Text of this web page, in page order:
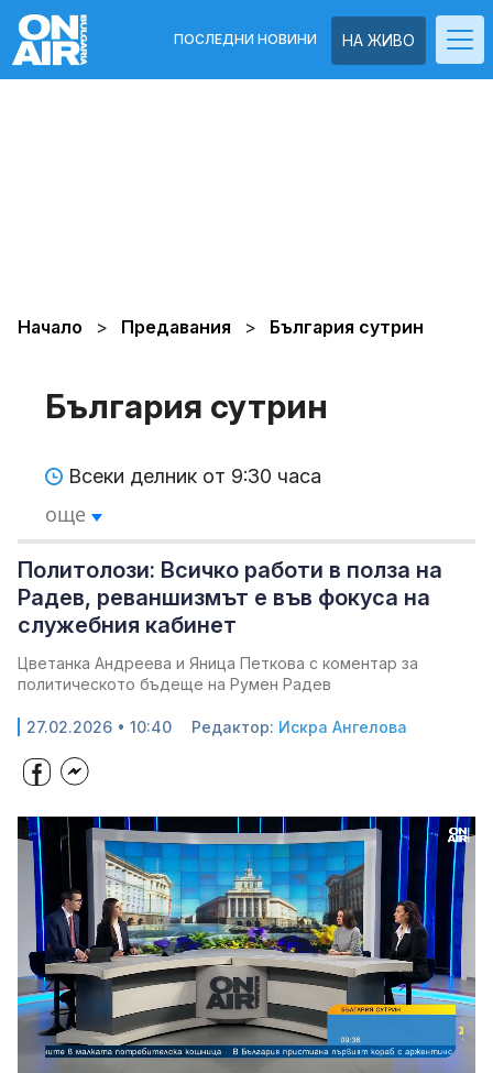
НА ЖИВО
ПОСЛЕДНИ НОВИНИ
Начало Предавания България сутрин
България сутрин
Всеки делник от 9:30 часа
още
Политолози: Всичко работи в полза на
Радев, реваншизмът е във фокуса на
служебния кабинет
Цветанка Андреева и Яница Петкова с коментар за
политическото бъдеще на Румен Радев
27.02.2026 • 10:40 Редактор: Искра Ангелова
Unmute Loaded: